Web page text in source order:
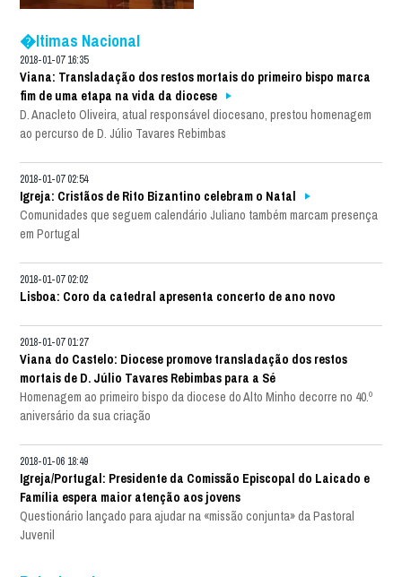
�ltimas Nacional
2018-01-07 16:35
Viana: Transladação dos restos mortais do primeiro bispo marca
fim de uma etapa na vida da diocese
D. Anacleto Oliveira, atual responsável diocesano, prestou homenagem
ao percurso de D. Júlio Tavares Rebimbas
2018-01-07 02:54
Igreja: Cristãos de Rito Bizantino celebram o Natal
Comunidades que seguem calendário Juliano também marcam presença
em Portugal
2018-01-07 02:02
Lisboa: Coro da catedral apresenta concerto de ano novo
2018-01-07 01:27
Viana do Castelo: Diocese promove transladação dos restos
mortais de D. Júlio Tavares Rebimbas para a Sé
Homenagem ao primeiro bispo da diocese do Alto Minho decorre no 40.º
aniversário da sua criação
2018-01-06 18:49
Igreja/Portugal: Presidente da Comissão Episcopal do Laicado e
Família espera maior atenção aos jovens
Questionário lançado para ajudar na «missão conjunta» da Pastoral
Juvenil